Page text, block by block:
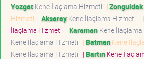
YozgatKene İlaçlama Hizmeti | Zonguldak
Hizmeti | AksarayKene İlaçlama Hizmeti |
İlaçlama Hizmeti | KaramanKene İlaçlama
Kene İlaçlama Hizmeti | BatmanKene
Kene İlaçlama Hizmeti | BartınKene